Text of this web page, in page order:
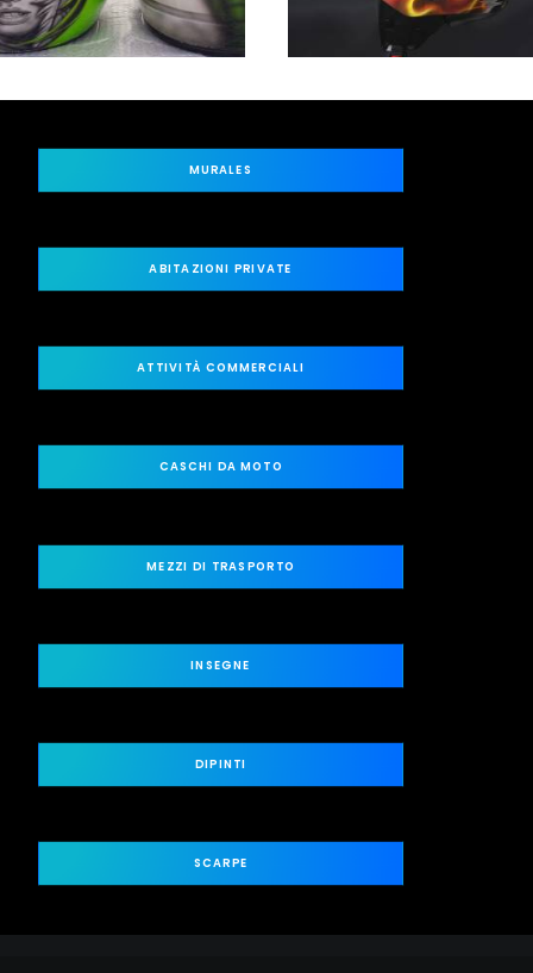
MURALES
ABITAZIONI PRIVATE
ATTIVITÀ COMMERCIALI
CASCHI DA MOTO
MEZZI DI TRASPORTO
INSEGNE
DIPINTI
SCARPE